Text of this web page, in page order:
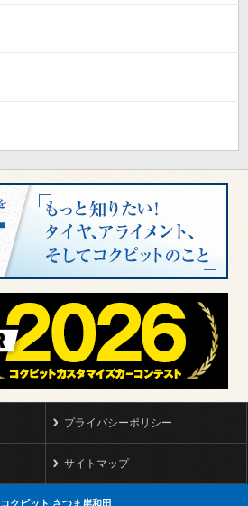
プライバシーポリシー
サイトマップ
コクピット さつま岸和田